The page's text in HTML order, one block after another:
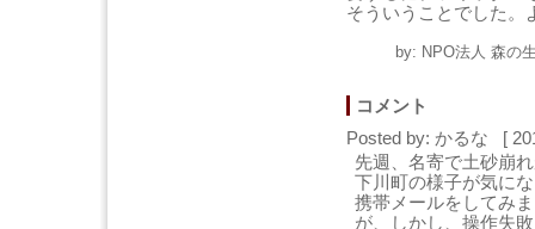
そういうことでした
by: NPO法人 森の
コメント
Posted by: かるな [
先週、名寄で土砂崩
下川町の様子が気に
携帯メールをしてみ
が、しかし、操作失